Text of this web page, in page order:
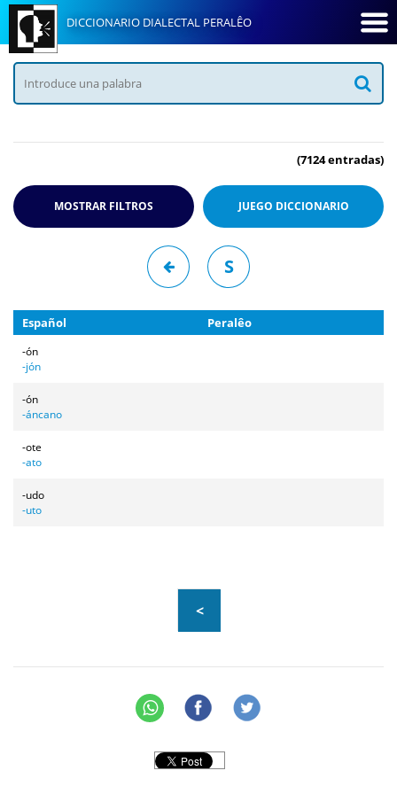
DICCIONARIO DIALECTAL PERALÊO
(7124 entradas)
MOSTRAR FILTROS JUEGO DICCIONARIO
S
Español Peralêo
-ón
-jón
-ón
-áncano
-ote
-ato
-udo
-uto
<